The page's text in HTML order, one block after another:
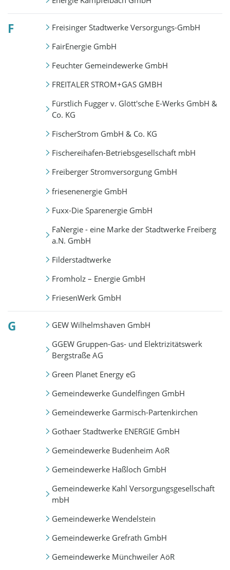
F
Freisinger Stadtwerke Versorgungs-GmbH
FairEnergie GmbH
Feuchter Gemeindewerke GmbH
FREITALER STROM+GAS GMBH
Fürstlich Fugger v. Glött'sche E-Werks GmbH &
Co. KG
FischerStrom GmbH & Co. KG
Fischereihafen-Betriebsgesellschaft mbH
Freiberger Stromversorgung GmbH
friesenenergie GmbH
Fuxx-Die Sparenergie GmbH
FaNergie - eine Marke der Stadtwerke Freiberg
a.N. GmbH
Filderstadtwerke
Fromholz – Energie GmbH
FriesenWerk GmbH
G
GEW Wilhelmshaven GmbH
GGEW Gruppen-Gas- und Elektrizitätswerk
Bergstraße AG
Green Planet Energy eG
Gemeindewerke Gundelfingen GmbH
Gemeindewerke Garmisch-Partenkirchen
Gothaer Stadtwerke ENERGIE GmbH
Gemeindewerke Budenheim AöR
Gemeindewerke Haßloch GmbH
Gemeindewerke Kahl Versorgungsgesellschaft
mbH
Gemeindewerke Wendelstein
Gemeindewerke Grefrath GmbH
Gemeindewerke Münchweiler AöR